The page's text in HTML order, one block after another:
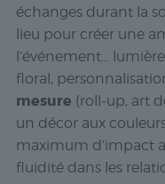
échanges durant la
lieu pour créer une
l’événement…
floral,
mesure (roll-up, art
un décor aux
maximum d’impact
fluidité dans les